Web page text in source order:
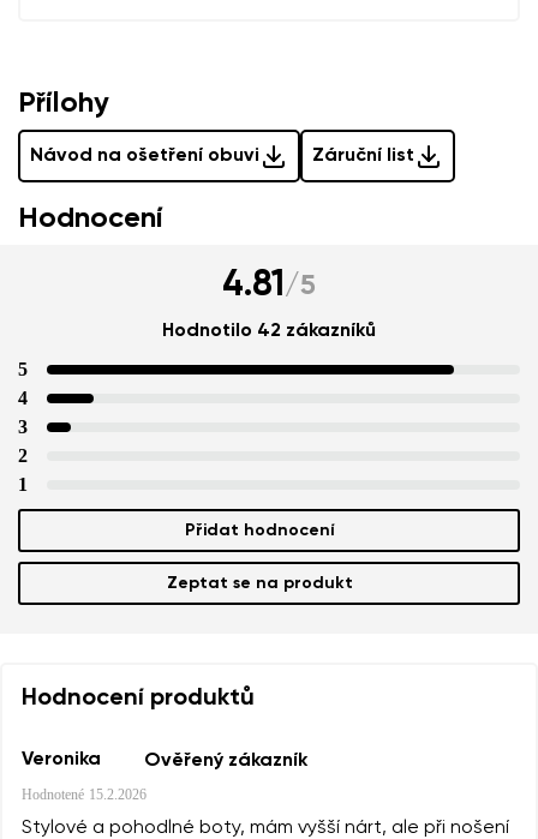
Přílohy
Návod na ošetření obuvi Záruční list
Hodnocení
4.81 /5
Hodnotilo 42 zákazníků
5
4
3
2
1
Přidat hodnocení
Zeptat se na produkt
Hodnocení produktů
Veronika Ověřený zákazník
Hodnotené 15.2.2026
Stylové a pohodlné boty, mám vyšší nárt, ale při nošení